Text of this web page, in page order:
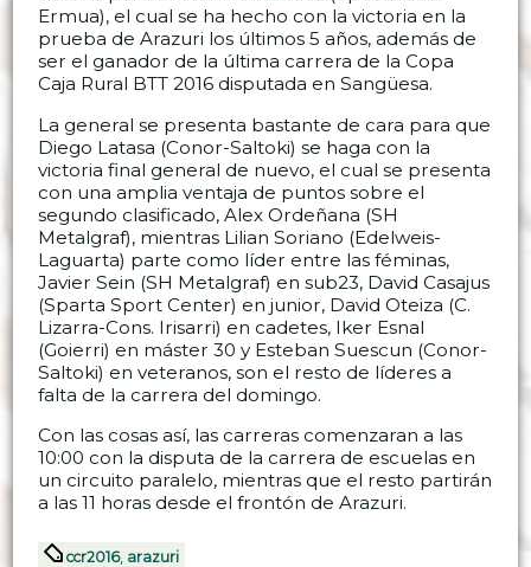
Ermua), el cual se ha hecho con la victoria en la
prueba de Arazuri los últimos 5 años, además de
ser el ganador de la última carrera de la Copa
Caja Rural BTT 2016 disputada en Sangüesa.
La general se presenta bastante de cara para que
Diego Latasa (Conor-Saltoki) se haga con la
victoria final general de nuevo, el cual se presenta
con una amplia ventaja de puntos sobre el
segundo clasificado, Alex Ordeñana (SH
Metalgraf), mientras Lilian Soriano (Edelweis-
Laguarta) parte como líder entre las féminas,
Javier Sein (SH Metalgraf) en sub23, David Casajus
(Sparta Sport Center) en junior, David Oteiza (C.
Lizarra-Cons. Irisarri) en cadetes, Iker Esnal
(Goierri) en máster 30 y Esteban Suescun (Conor-
Saltoki) en veteranos, son el resto de líderes a
falta de la carrera del domingo.
Con las cosas así, las carreras comenzaran a las
10:00 con la disputa de la carrera de escuelas en
un circuito paralelo, mientras que el resto partirán
a las 11 horas desde el frontón de Arazuri.
ccr2016, arazuri